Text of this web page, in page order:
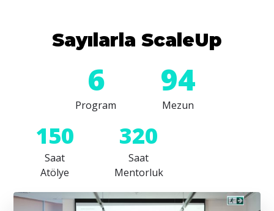
Sayılarla ScaleUp
6
Program
94
Mezun
150
Saat
Atölye
320
Saat
Mentorluk